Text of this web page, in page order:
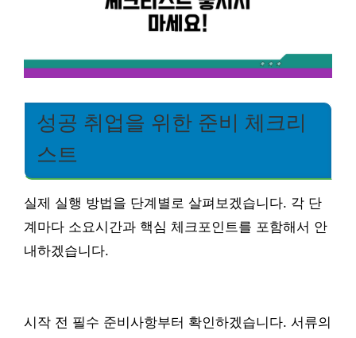
성공 취업을 위한 준비 체크리
스트
실제 실행 방법을 단계별로 살펴보겠습니다. 각 단
계마다 소요시간과 핵심 체크포인트를 포함해서 안
내하겠습니다.
시작 전 필수 준비사항부터 확인하겠습니다. 서류의